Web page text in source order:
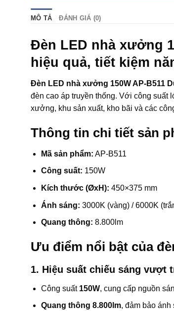
MÔ TẢ ĐÁNH GIÁ (0)
Đèn LED nhà xưởng
hiệu quả, tiết kiệm
Đèn LED nhà xưởng 150W AP-B511
đèn cao áp truyền thống. Với công suất
xưởng, khu sản xuất, kho bãi và các
Thông tin chi tiết sản
Mã sản phẩm: AP-B511
Công suất: 150W
Kích thước (ØxH): 450×375 mm
Ánh sáng: 3000K (vàng) / 6000K
Quang thông: 8.800lm
Ưu điểm nổi bật của
1. Hiệu suất chiếu sáng vượt
Công suất 150W, cung cấp nguồn
Quang thông 8.800lm, đảm bảo ánh